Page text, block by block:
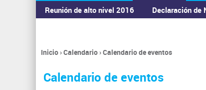
Reunión de alto nivel 2016
Declaración de
Se
encuentra
usted
Inicio›Calendario›Calendario de eventos
Calendario de eventos